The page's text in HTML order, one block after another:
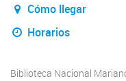
Cómo llegar
Horarios
Biblioteca Nacional